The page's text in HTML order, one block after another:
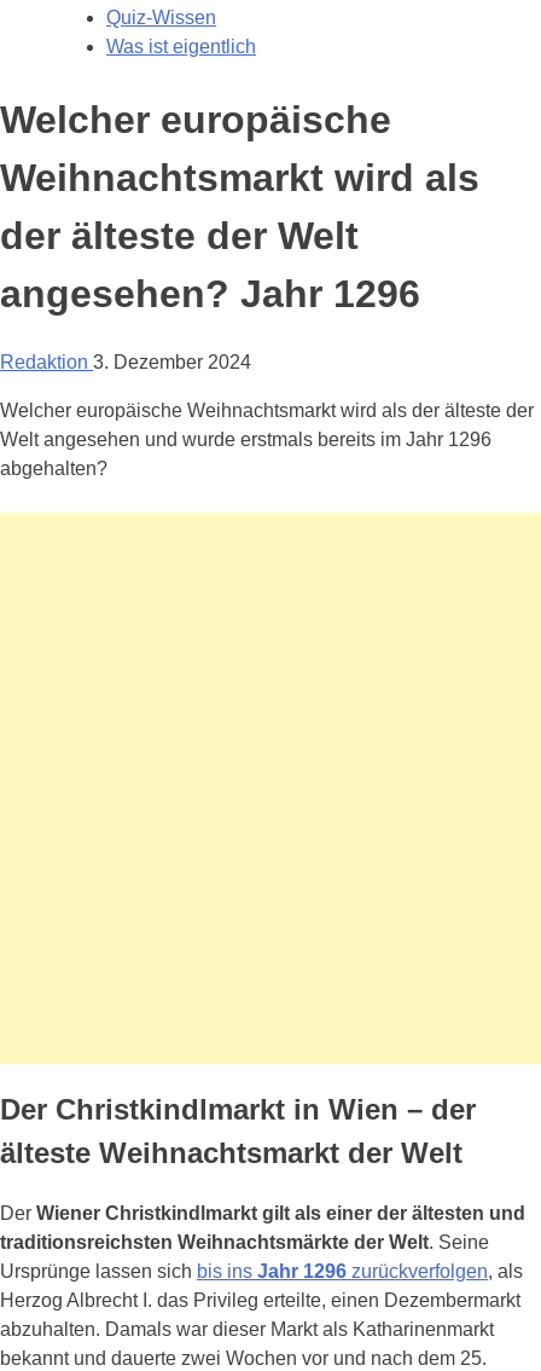
Quiz-Wissen
Was ist eigentlich
Welcher europäische
Weihnachtsmarkt wird als
der älteste der Welt
angesehen? Jahr 1296
Redaktion 3. Dezember 2024
Welcher europäische Weihnachtsmarkt wird als der älteste der
Welt angesehen und wurde erstmals bereits im Jahr 1296
abgehalten?
Der Christkindlmarkt in Wien – der
älteste Weihnachtsmarkt der Welt
Der Wiener Christkindlmarkt gilt als einer der ältesten und
traditionsreichsten Weihnachtsmärkte der Welt. Seine
Ursprünge lassen sich bis ins Jahr 1296 zurückverfolgen, als
Herzog Albrecht I. das Privileg erteilte, einen Dezembermarkt
abzuhalten. Damals war dieser Markt als Katharinenmarkt
bekannt und dauerte zwei Wochen vor und nach dem 25.